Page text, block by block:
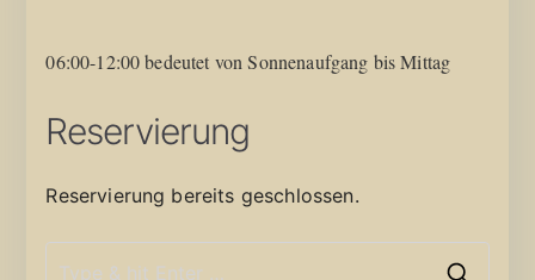
06:00-12:00 bedeutet von Sonnenaufgang bis Mittag
Reservierung
Reservierung bereits geschlossen.